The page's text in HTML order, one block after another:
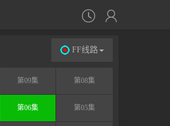


FF线路
第09集 第08集
第06集 第05集